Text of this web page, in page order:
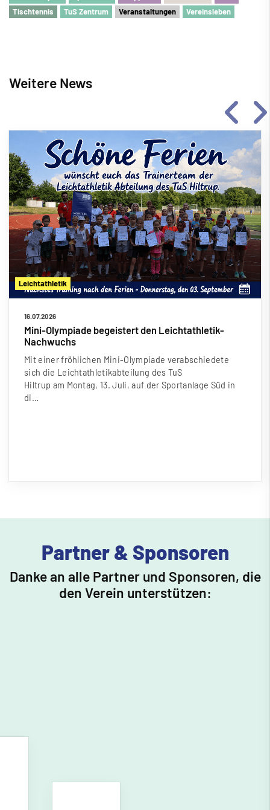
Tischtennis
TuS Zentrum Veranstaltungen Vereinsleben
Weitere News
Leichtathletik
16.07.2026
Mini-Olympiade begeistert den Leichtathletik-
Nachwuchs
Mit einer fröhlichen Mini-Olympiade verabschiedete
sich die Leichtathletikabteilung des TuS
Hiltrup am Montag, 13. Juli, auf der Sportanlage Süd in
di…
Partner & Sponsoren
Danke an alle Partner und Sponsoren, die
den Verein unterstützen: